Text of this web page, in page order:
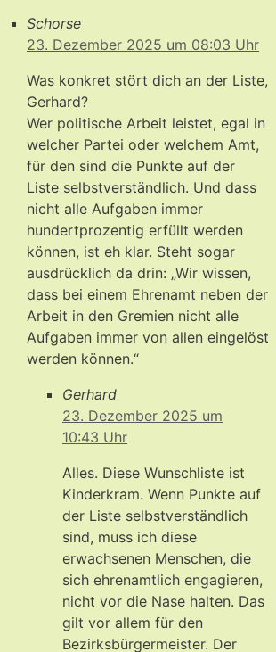
Schorse
23. Dezember 2025 um 08:03 Uhr
Was konkret stört dich an der Liste,
Gerhard?
Wer politische Arbeit leistet, egal in
welcher Partei oder welchem Amt,
für den sind die Punkte auf der
Liste selbstverständlich. Und dass
nicht alle Aufgaben immer
hundertprozentig erfüllt werden
können, ist eh klar. Steht sogar
ausdrücklich da drin: „Wir wissen,
dass bei einem Ehrenamt neben der
Arbeit in den Gremien nicht alle
Aufgaben immer von allen eingelöst
werden können.“
Gerhard
23. Dezember 2025 um
10:43 Uhr
Alles. Diese Wunschliste ist
Kinderkram. Wenn Punkte auf
der Liste selbstverständlich
sind, muss ich diese
erwachsenen Menschen, die
sich ehrenamtlich engagieren,
nicht vor die Nase halten. Das
gilt vor allem für den
Bezirksbürgermeister. Der